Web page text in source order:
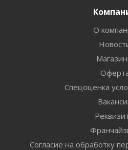
О
Спецоценка
Согласие на обработку